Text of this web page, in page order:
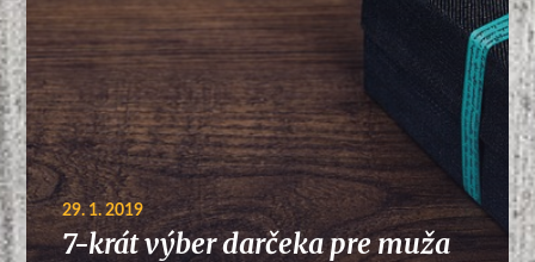
29. 1. 2019
7-krát výber darčeka pre muža